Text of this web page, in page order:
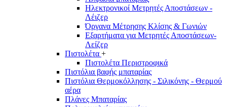
Ηλεκτρονικοί Μετρητές Αποστάσεων -
Λέιζερ
Όργανα Μέτρησης Κλίσης & Γωνιών
Εξαρτήματα για Μετρητές Αποστάσεων-
Λείζερ
Πιστολέτα +
Πιστολέτα Περιστροφικά
Πιστόλια βαφής μπαταρίας
Πιστόλια Θερμοκόλλησης - Σιλικόνης - Θερμού
αέρα
Πλάνες Μπαταρίας